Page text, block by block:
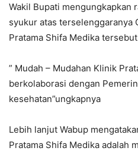
Wakil Bupati mengungkapkan
syukur atas terselenggaranya
Pratama Shifa Medika
” Mudah – Mudahan Klinik
berkolaborasi dengan
kesehatan”ungkapnya
Lebih lanjut Wabup
Pratama Shifa Medika adalah